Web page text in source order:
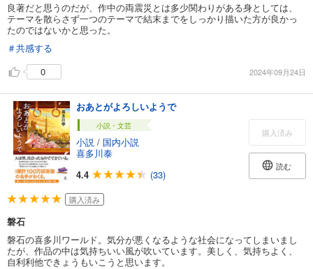
良著だと思うのだが、作中の両震災とは多少関わりがある身としては、
テーマを散らさず一つのテーマで結末までをしっかり描いた方が良かっ
たのではないかと思った。
＃共感する
0
2024年09月24日
おあとがよろしいようで
小説・文芸
小説 / 国内小説
喜多川泰
4.4
(33)
購入済み
読む
購入済み
磐石
磐石の喜多川ワールド。気分が悪くなるような社会になってしまいまし
たが、作品の中は気持ちいい風が吹いています。美しく、気持ちよく、
自利利他できょうもいこうと思います。